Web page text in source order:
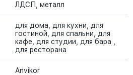
ЛДСП, металл
для дома, для кухни, для
гостиной, для спальни, для
кафе, для студии, для бара ,
для ресторана
Anvikor